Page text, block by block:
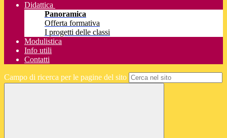
Didattica
Panoramica
Offerta formativa
I progetti delle classi
Modulistica
Info utili
Contatti
Campo di ricerca per le pagine del sito